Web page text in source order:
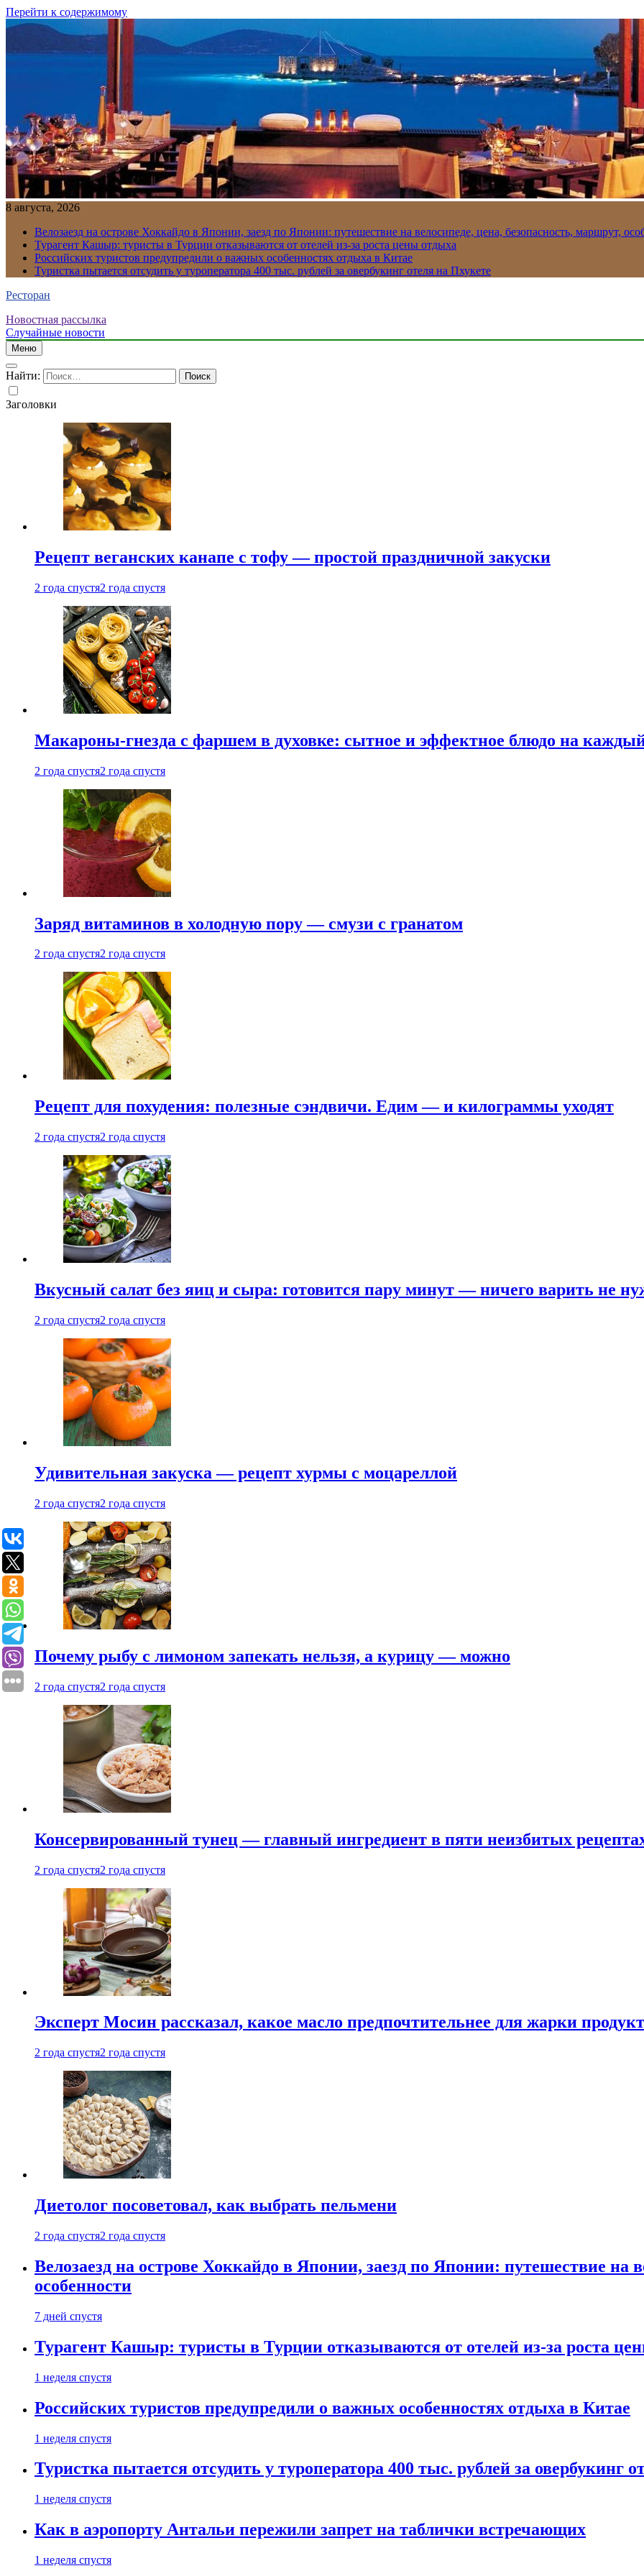
Перейти к содержимому
8 августа, 2026
Велозаезд на острове Хоккайдо в Японии, заезд по Японии: путешествие на велосипеде, цена, безопасность, маршрут,
Турагент Кашыр: туристы в Турции отказываются от отелей из-за роста цены отдыха
Российских туристов предупредили о важных особенностях отдыха в Китае
Туристка пытается отсудить у туроператора 400 тыс. рублей за овербукинг отеля на Пхукете
Ресторан
Новостная рассылка
Случайные новости
Меню
Найти:
Заголовки
Рецепт веганских канапе с тофу — простой праздничной закуски
2 года спустя2 года спустя
Макароны-гнезда с фаршем в духовке: сытное и эффектное блюдо на
2 года спустя2 года спустя
Заряд витаминов в холодную пору — смузи с гранатом
2 года спустя2 года спустя
Рецепт для похудения: полезные сэндвичи. Едим — и килограммы уходят
2 года спустя2 года спустя
Вкусный салат без яиц и сыра: готовится пару минут — ничего варить не
2 года спустя2 года спустя
Удивительная закуска — рецепт хурмы с моцареллой
2 года спустя2 года спустя
Почему рыбу с лимоном запекать нельзя, а курицу — можно
2 года спустя2 года спустя
Консервированный тунец — главный ингредиент в пяти неизбитых
2 года спустя2 года спустя
Эксперт Мосин рассказал, какое масло предпочтительнее для жарки
2 года спустя2 года спустя
Диетолог посоветовал, как выбрать пельмени
2 года спустя2 года спустя
Велозаезд на острове Хоккайдо в Японии, заезд по Японии: путешествие на
особенности
7 дней спустя
Турагент Кашыр: туристы в Турции отказываются от отелей из-за роста
1 неделя спустя
Российских туристов предупредили о важных особенностях отдыха в Китае
1 неделя спустя
Туристка пытается отсудить у туроператора 400 тыс. рублей за овербукинг
1 неделя спустя
Как в аэропорту Антальи пережили запрет на таблички встречающих
1 неделя спустя